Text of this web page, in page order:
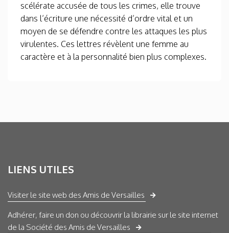
scélérate accusée de tous les crimes, elle trouve
dans l’écriture une nécessité d’ordre vital et un
moyen de se défendre contre les attaques les plus
virulentes. Ces lettres révèlent une femme au
caractère et à la personnalité bien plus complexes.
LIENS UTILES
Visiter le site web des Amis de Versailles
Adhérer, faire un don ou découvrir la librairie sur le site internet
de la Société des Amis de Versailles